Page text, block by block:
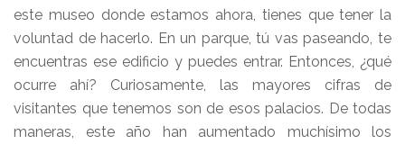
este museo donde estamos ahora, tienes que tener la
voluntad de hacerlo. En un parque, tú vas paseando, te
encuentras ese edificio y puedes entrar. Entonces, ¿qué
ocurre ahí? Curiosamente, las mayores cifras de
visitantes que tenemos son de esos palacios. De todas
maneras, este año han aumentado muchísimo los